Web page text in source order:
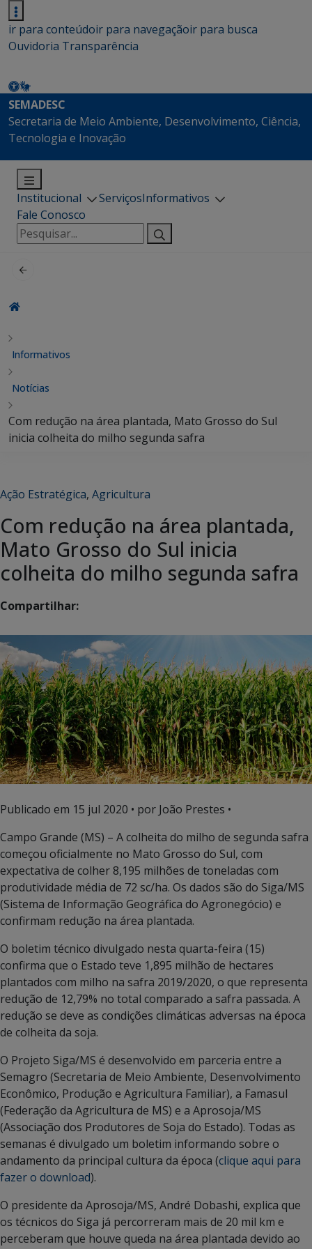
ir para conteúdoir para navegaçãoir para busca
Ouvidoria Transparência
SEMADESC
Secretaria de Meio Ambiente, Desenvolvimento, Ciência,
Tecnologia e Inovação
Institucional ServiçosInformativos
Fale Conosco
Pesquisar
por:
Informativos
Notícias
Com redução na área plantada, Mato Grosso do Sul
inicia colheita do milho segunda safra
Ação Estratégica, Agricultura
Com redução na área plantada,
Mato Grosso do Sul inicia
colheita do milho segunda safra
Compartilhar:
Publicado em 15 jul 2020 • por João Prestes •
Campo Grande (MS) – A colheita do milho de segunda safra
começou oficialmente no Mato Grosso do Sul, com
expectativa de colher 8,195 milhões de toneladas com
produtividade média de 72 sc/ha. Os dados são do Siga/MS
(Sistema de Informação Geográfica do Agronegócio) e
confirmam redução na área plantada.
O boletim técnico divulgado nesta quarta-feira (15)
confirma que o Estado teve 1,895 milhão de hectares
plantados com milho na safra 2019/2020, o que representa
redução de 12,79% no total comparado a safra passada. A
redução se deve as condições climáticas adversas na época
de colheita da soja.
O Projeto Siga/MS é desenvolvido em parceria entre a
Semagro (Secretaria de Meio Ambiente, Desenvolvimento
Econômico, Produção e Agricultura Familiar), a Famasul
(Federação da Agricultura de MS) e a Aprosoja/MS
(Associação dos Produtores de Soja do Estado). Todas as
semanas é divulgado um boletim informando sobre o
andamento da principal cultura da época (clique aqui para
fazer o download).
O presidente da Aprosoja/MS, André Dobashi, explica que
os técnicos do Siga já percorreram mais de 20 mil km e
perceberam que houve queda na área plantada devido ao